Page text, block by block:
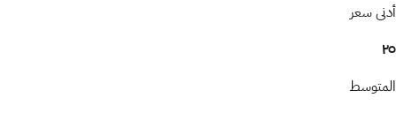
أدنى سعر
٢٥
المتوسط